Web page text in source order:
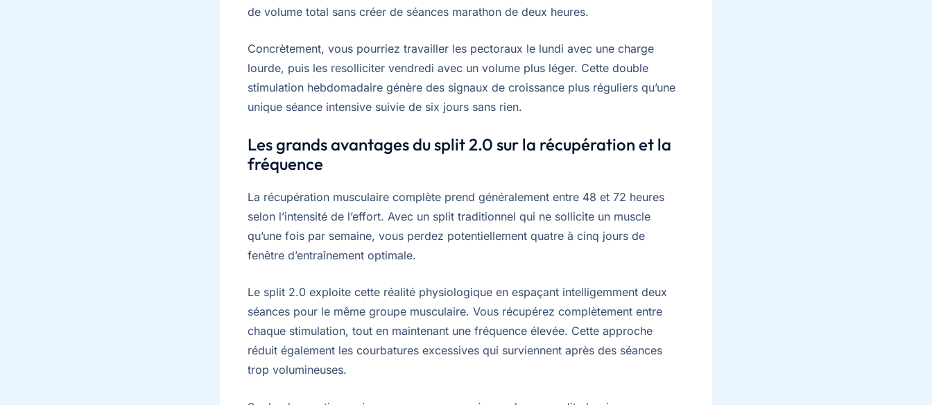
de volume total sans créer de séances marathon de deux heures.
Concrètement, vous pourriez travailler les pectoraux le lundi avec une charge
lourde, puis les resolliciter vendredi avec un volume plus léger. Cette double
stimulation hebdomadaire génère des signaux de croissance plus réguliers qu’une
unique séance intensive suivie de six jours sans rien.
Les grands avantages du split 2.0 sur la récupération et la
fréquence
La récupération musculaire complète prend généralement entre 48 et 72 heures
selon l’intensité de l’effort. Avec un split traditionnel qui ne sollicite un muscle
qu’une fois par semaine, vous perdez potentiellement quatre à cinq jours de
fenêtre d’entraînement optimale.
Le split 2.0 exploite cette réalité physiologique en espaçant intelligemment deux
séances pour le même groupe musculaire. Vous récupérez complètement entre
chaque stimulation, tout en maintenant une fréquence élevée. Cette approche
réduit également les courbatures excessives qui surviennent après des séances
trop volumineuses.